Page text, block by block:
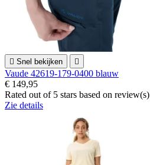
 Snel bekijken 
Vaude 42619-179-0400 blauw
€ 149,95
Rated out of 5 stars based on review(s)
Zie details